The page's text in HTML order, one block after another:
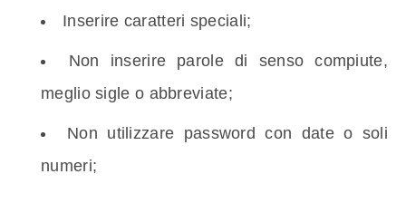
Inserire caratteri speciali;
Non inserire parole di senso compiute,
meglio sigle o abbreviate;
Non utilizzare password con date o soli
numeri;